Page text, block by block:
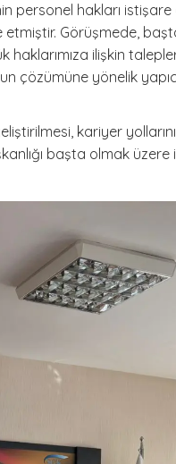
personel hakları
Görüşmede,
haklarımıza ilişkin
çözümüne yönelik
kariyer
başta olmak üzere